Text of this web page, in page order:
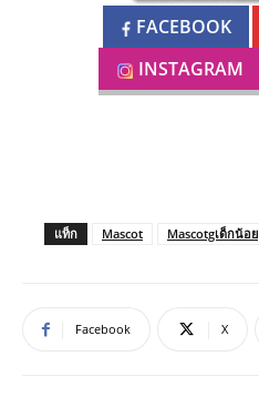
FACEBOOK
INSTAGRAM
แท็ก Mascot Mascotgเด็กน้อย
Facebook X